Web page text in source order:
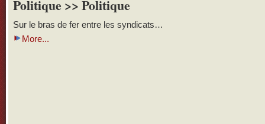
Politique >> Politique
Sur le bras de fer entre les syndicats…
More...